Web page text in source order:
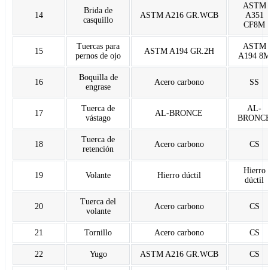
14
Brida de
casquillo
ASTM A216 GR.WCB
ASTM
A351
CF8M
15
Tuercas para
pernos de ojo
ASTM A194 GR.2H
ASTM
A194
16
Boquilla de
engrase
Acero carbono SS
17
Tuerca de
vástago
AL-BRONCE
AL-
18
Tuerca de
retención
Acero carbono CS
19 Volante Hierro dúctil
Hierro
dúctil
20
Tuerca del
volante
Acero carbono CS
21 Tornillo Acero carbono CS
22 Yugo ASTM A216 GR.WCB CS